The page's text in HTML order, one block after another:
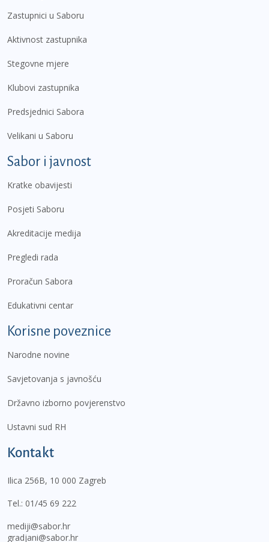
Zastupnici u Saboru
Aktivnost zastupnika
Stegovne mjere
Klubovi zastupnika
Predsjednici Sabora
Velikani u Saboru
Sabor i javnost
Kratke obavijesti
Posjeti Saboru
Akreditacije medija
Pregledi rada
Proračun Sabora
Edukativni centar
Korisne poveznice
Narodne novine
Savjetovanja s javnošću
Državno izborno povjerenstvo
Ustavni sud RH
Kontakt
Ilica 256B, 10 000 Zagreb
Tel.: 01/45 69 222
mediji@sabor.hr
gradjani@sabor.hr